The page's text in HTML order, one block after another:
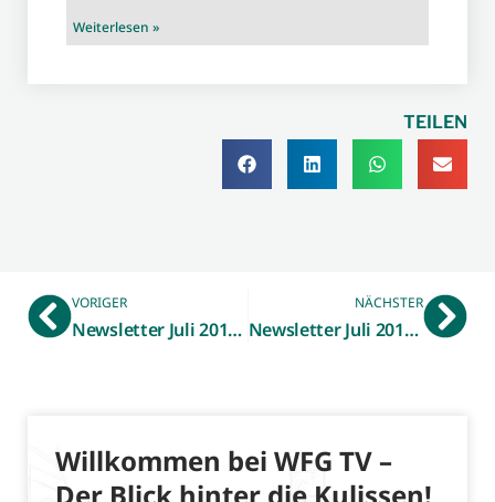
Weiterlesen »
TEILEN
VORIGER
Newsletter Juli 2018 – Bildungsscheck NRW
NÄCHSTER
Newsletter Juli 2018 – DIALOG Innovation
Willkommen bei WFG TV –
Der Blick hinter die Kulissen!